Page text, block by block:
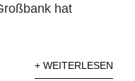
hat
+ WEITERLESEN